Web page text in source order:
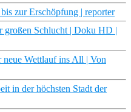
zur Erschöpfung | reporter
großen Schlucht | Doku HD |
Wettlauf ins All | Von
in der höchsten Stadt der